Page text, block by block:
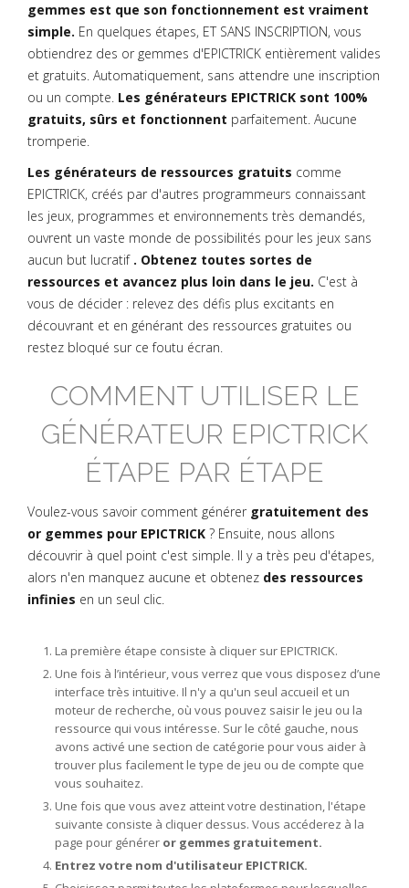
gemmes est que son fonctionnement est vraiment
simple. En quelques étapes, ET SANS INSCRIPTION, vous
obtiendrez des or gemmes d'EPICTRICK entièrement valides
et gratuits. Automatiquement, sans attendre une inscription
ou un compte. Les générateurs EPICTRICK sont 100%
gratuits, sûrs et fonctionnent parfaitement. Aucune
tromperie.
Les générateurs de ressources gratuits comme
EPICTRICK, créés par d'autres programmeurs connaissant
les jeux, programmes et environnements très demandés,
ouvrent un vaste monde de possibilités pour les jeux sans
aucun but lucratif . Obtenez toutes sortes de
ressources et avancez plus loin dans le jeu. C'est à
vous de décider : relevez des défis plus excitants en
découvrant et en générant des ressources gratuites ou
restez bloqué sur ce foutu écran.
COMMENT UTILISER LE
GÉNÉRATEUR EPICTRICK
ÉTAPE PAR ÉTAPE
Voulez-vous savoir comment générer gratuitement des
or gemmes pour EPICTRICK ? Ensuite, nous allons
découvrir à quel point c'est simple. Il y a très peu d'étapes,
alors n'en manquez aucune et obtenez des ressources
infinies en un seul clic.
La première étape consiste à cliquer sur EPICTRICK.
Une fois à l’intérieur, vous verrez que vous disposez d’une
interface très intuitive. Il n'y a qu'un seul accueil et un
moteur de recherche, où vous pouvez saisir le jeu ou la
ressource qui vous intéresse. Sur le côté gauche, nous
avons activé une section de catégorie pour vous aider à
trouver plus facilement le type de jeu ou de compte que
vous souhaitez.
Une fois que vous avez atteint votre destination, l'étape
suivante consiste à cliquer dessus. Vous accéderez à la
page pour générer or gemmes gratuitement.
Entrez votre nom d'utilisateur EPICTRICK.